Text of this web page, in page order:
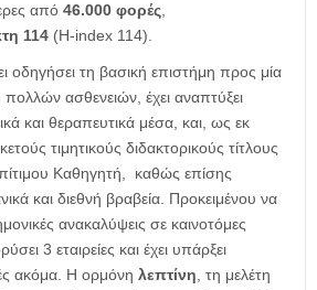
από 46.000 φορές,
114 (H-index 114).
οδηγήσει τη βασική επιστήμη προς μία
ασθενειών, έχει αναπτύξει
και θεραπευτικά μέσα, και, ως εκ
τιμητικούς διδακτορικούς τίτλους
Καθηγητή, καθώς επίσης
και διεθνή βραβεία. Προκειμένου να
ανακαλύψεις σε καινοτόμες
3 εταιρείες και έχει υπάρξει
ακόμα. Η ορμόνη λεπτίνη, τη μελέτη